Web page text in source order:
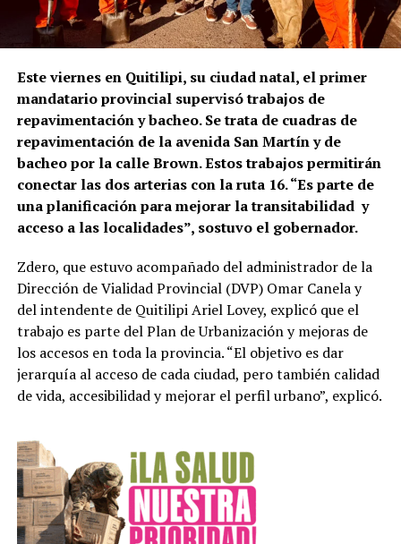
Este viernes en Quitilipi, su ciudad natal, el primer
mandatario provincial supervisó trabajos de
repavimentación y bacheo. Se trata de cuadras de
repavimentación de la avenida San Martín y de
bacheo por la calle Brown. Estos trabajos permitirán
conectar las dos arterias con la ruta 16. “Es parte de
una planificación para mejorar la transitabilidad y
acceso a las localidades”, sostuvo el gobernador.
Zdero, que estuvo acompañado del administrador de la
Dirección de Vialidad Provincial (DVP) Omar Canela y
del intendente de Quitilipi Ariel Lovey, explicó que el
trabajo es parte del Plan de Urbanización y mejoras de
los accesos en toda la provincia. “El objetivo es dar
jerarquía al acceso de cada ciudad, pero también calidad
de vida, accesibilidad y mejorar el perfil urbano”, explicó.